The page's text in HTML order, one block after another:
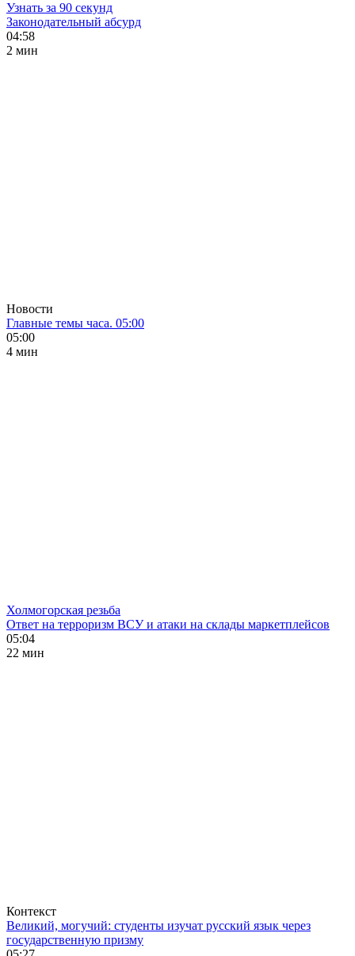
Узнать за 90 секунд
Законодательный абсурд
04:58
2 мин
Новости
Главные темы часа. 05:00
05:00
4 мин
Холмогорская резьба
Ответ на терроризм ВСУ и атаки на склады маркетплейсов
05:04
22 мин
Контекст
Великий, могучий: студенты изучат русский язык через
государственную призму